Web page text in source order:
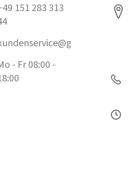
151 283 313
- Fr 08:00 -